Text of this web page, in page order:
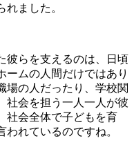
ました。
彼らを支えるのは、日頃
ームの人間だけではあり
場の人だったり、学校関
社会を担う一人一人が彼
社会全体で子どもを育
れているのですね。